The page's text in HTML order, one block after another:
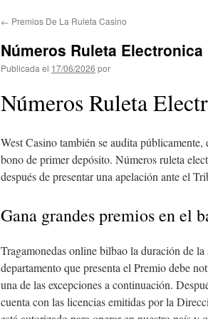
← Premios De La Ruleta Casino
Números Ruleta Electronica
Publicada el 17/06/2026 por
Números Ruleta
West Casino también se audita
bono de primer depósito. Números ruleta
después de presentar una apelación ante el
Gana grandes premios en el
Tragamonedas online bilbao la duración de
departamento que presenta el Premio debe
una de las excepciones a continuación.
cuenta con las licencias emitidas por la